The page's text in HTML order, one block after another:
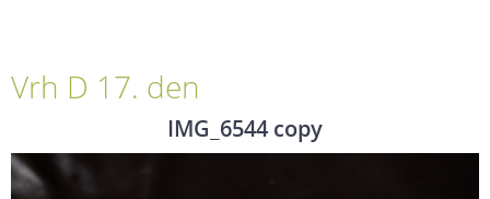
Vrh D 17. den
IMG_6544 copy